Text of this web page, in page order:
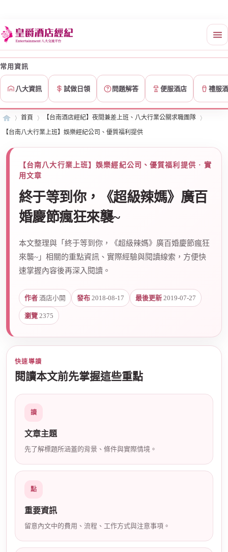
常用資訊
八大資訊 試做日領 問題解答 便服酒店 禮服
首頁
›
【台南酒店經紀】夜間兼差上班、八大行業公關求職團隊
【台南八大行業上班】娛樂經紀公司、優質福利提供
【台南八大行業上班】娛樂經紀公司、優質福利提供 · 實
用文章
終于等到你，《超級辣媽》廣百
婚慶節瘋狂來襲~
本文整理與「終于等到你，《超級辣媽》廣百婚慶節瘋狂
來襲~」相關的重點資訊、實際經驗與閱讀線索，方便快
速掌握內容後再深入閱讀。
作者 酒店小開 發布 2018-08-17 最後更新 2019-07-27
瀏覽 2375
快速導讀
閱讀本文前先掌握這些重點
讀
文章主題
先了解標題所涵蓋的背景、條件與實際情境。
點
重要資訊
留意內文中的費用、流程、工作方式與注意事項。